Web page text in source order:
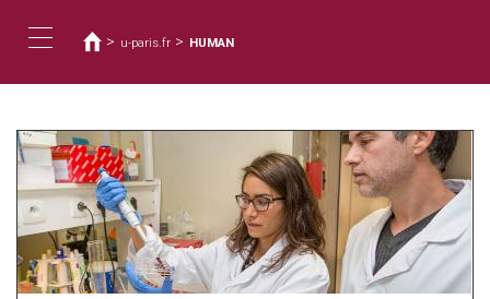
main
navigation
are
here
> u-paris.fr > HUMAN